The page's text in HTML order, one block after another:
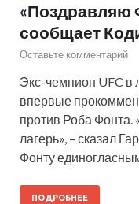
«Поздравляю
сообщает
Оставьте комментарий
Экс-чемпион UFC в
впервые
против Роба Фонта.
лагерь», – сказал
Фонту
ПОДРОБНЕЕ